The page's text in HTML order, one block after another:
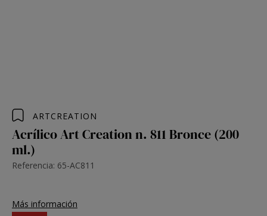
ARTCREATION
Acrílico Art Creation n. 811 Bronce (200
ml.)
Referencia: 65-AC811
Más información